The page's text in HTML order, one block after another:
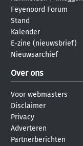
Feyenoord Forum
Stand
Kalender
E-zine (nieuwsbrief)
Nieuwsarchief
Over ons
Voor webmasters
Disclaimer
Privacy
Adverteren
Partnerberichten